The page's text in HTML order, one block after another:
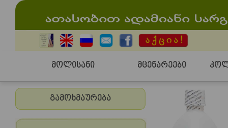
მოლისანი მცენარეები
გამოხმაურება